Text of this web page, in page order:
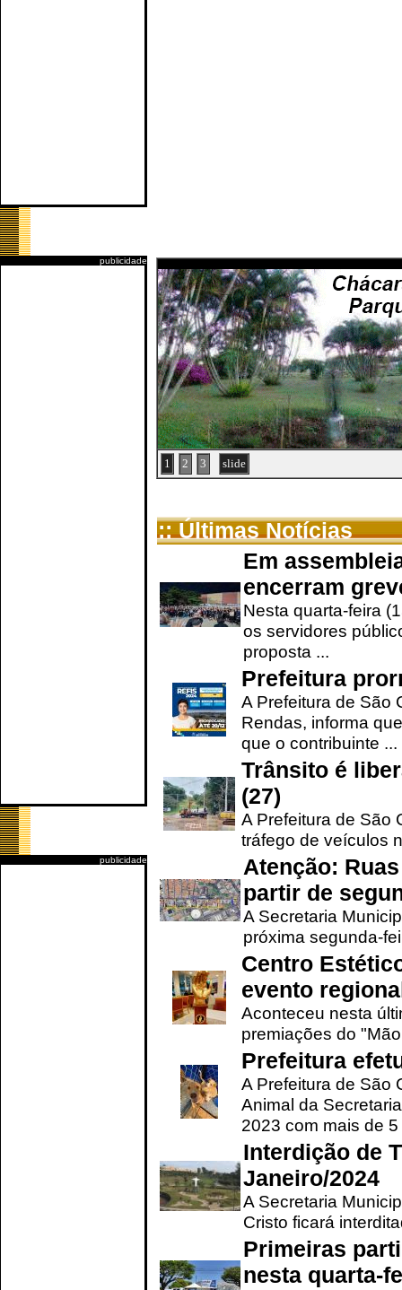
publicidade
publicidade
1 2 3 slide
:: Últimas Notícias
Em
encerram
Nesta quarta-feira
os servidores
proposta ...
Prefeitura
A Prefeitura de São
Rendas, informa
que o contribuinte ...
Trânsito é
(27)
A Prefeitura de São
tráfego de veículos
Atenção:
partir de
A Secretaria
próxima segunda-
Centro
evento
Aconteceu nesta
premiações do
Prefeitura
A Prefeitura de São
Animal da
2023 com mais de 5
Interdição de
Janeiro/2024
A Secretaria
Cristo ficará
Primeiras
nesta quarta-